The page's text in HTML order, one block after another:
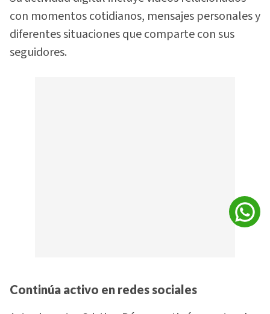
con momentos cotidianos, mensajes personales y
diferentes situaciones que comparte con sus
seguidores.
Continúa activo en redes sociales